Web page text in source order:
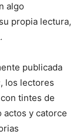
algo
propia lectura,
publicada
, los lectores
tintes de
actos y catorce